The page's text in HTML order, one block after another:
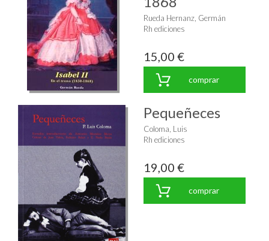
Rueda Hernanz, Germán
Rh ediciones
15,00 €
comprar
Pequeñeces
Coloma, Luis
Rh ediciones
19,00 €
comprar